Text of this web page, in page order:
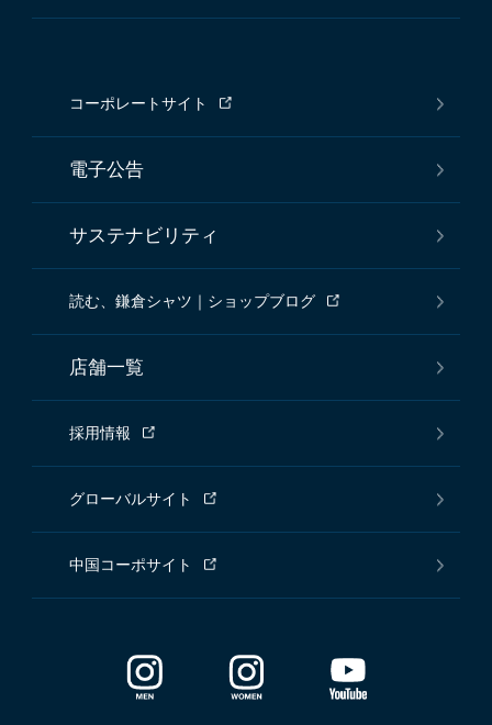
コーポレートサイト
電子公告
サステナビリティ
読む、鎌倉シャツ｜ショップブログ
店舗一覧
採用情報
グローバルサイト
中国コーポサイト